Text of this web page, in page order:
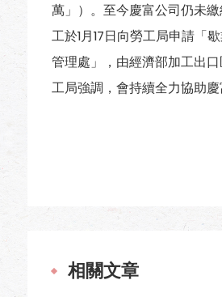
萬」）。至今慶富公司仍未
工於1月17日向勞工局申請「
管理處」，由經濟部加工出
工局強調，會持續全力協助
相關文章